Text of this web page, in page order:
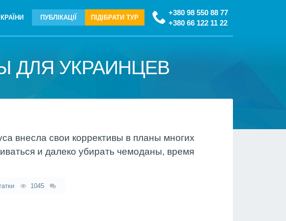
+380 98 550 88 77
+380 66 122 11 22
КРАЇНИ ПУБЛІКАЦІЇ ПІДІБРАТИ ТУР
ДЛЯ УКРАИНЦЕВ
внесла свои коррективы в планы многих
и далеко убирать чемоданы, время
1045